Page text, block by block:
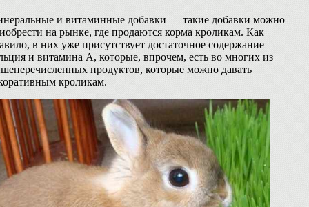
и витаминные добавки — такие добавки можно
на рынке, где продаются корма кроликам. Как
в них уже присутствует достаточное содержание
и витамина А, которые, впрочем, есть во многих из
продуктов, которые можно давать
кроликам.